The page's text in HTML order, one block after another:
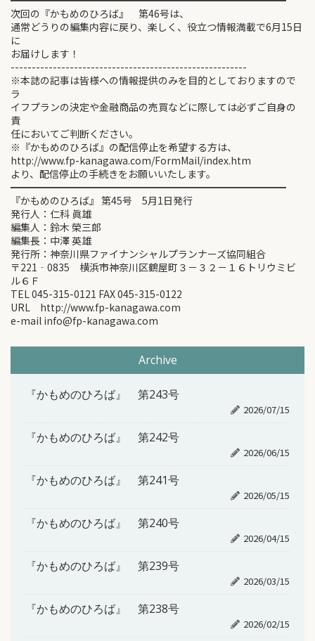
次回の『かもめのひろば』 第46号は、
通常どうりの編集内容に戻り、楽しく、役立つ情報満載で6月15日
に
お届けします！
--------------------------------------------------------
※本誌の記事は皆様への情報提供のみを目的としておりますので
ラ
イフプランの決定や金融商品の売買などに際しては必ずご自身の
責
任においてご判断ください。
※『かもめのひろば』の配信停止を希望する方は、
http://www.fp-kanagawa.com/FormMail/index.htm
より、配信停止の手続きをお願いいたします。
━━━━━━━━━━━━━━━━━━━━━━━━━━━━
『かもめのひろば』 第45号 5月1日発行
発行人：仁科 眞雄
編集人：鈴木 榮三郎
編集長：中澤 英雄
発行所：神奈川県ファイナンシャルプランナーズ協同組合
〒221‐0835 横浜市神奈川区鶴屋町３－３２－１６トリウミビ
ル６Ｆ
TEL 045-315-0121 FAX 045-315-0122
URL http://www.fp-kanagawa.com
e-mail info@fp-kanagawa.com
Archive
『かもめのひろば』 第243号
2026/07/15
『かもめのひろば』 第242号
2026/06/15
『かもめのひろば』 第241号
2026/05/15
『かもめのひろば』 第240号
2026/04/15
『かもめのひろば』 第239号
2026/03/15
『かもめのひろば』 第238号
2026/02/15